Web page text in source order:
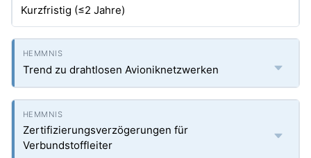
Kurzfristig (≤2 Jahre)
Trend zu drahtlosen Avioniknetzwerken
Zertifizierungsverzögerungen für
Verbundstoffleiter